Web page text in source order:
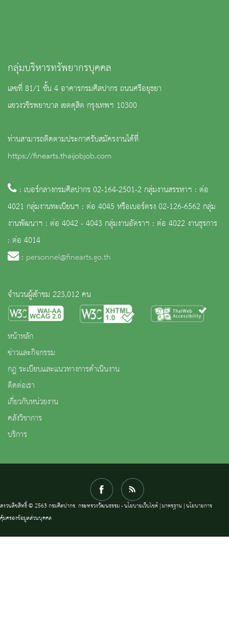
กลุ่มบริหารทรัพยากรบุคคล
เลขที่ 81/1 ชั้น 4 อาคารกรมศิลปากร ถนนศรีอยุธยา
แขวงวชิรพยาบาล เขตดุสิต กรุงเทพฯ 10300
ท่านสามารถติดตามประกาศรับสมัครงานได้ที่
https://finearts.thaijobjob.com
: เบอร์กลางกรมศิลปากร 02-164-2501-2 กลุ่มงานสรรหาฯ : ต่อ
4021 กลุ่มงานทะเบียนฯ : ต่อ 4045 หรือเบอร์ตรง 02-126-6562 กลุ่ม
งานพัฒนาฯ : ต่อ 4042 - 4043 กลุ่มงานอัตราฯ : ต่อ 4022 งานธุรการ
: ต่อ 4014
: personnel@finearts.go.th
จำนวนผู้เข้าชม 223,012 คน
หน้าหลัก
ข่าวและกิจกรรม
กฎ ระเบียบและแนวทางการดำเนินงาน
ติดต่อเรา
เกี่ยวกับหน่วยงาน
คลังวิชาการ
บริการ
สงวนลิขสิทธิ์ © 2563 กรมศิลปากร. กระทรวงวัฒนธรรม -นโยบายเว็บไซต์|มาตรฐาน |นโยบายการ
คุ้มครองข้อมูลส่วนบุคคล